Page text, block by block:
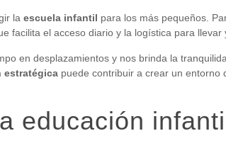
laescuela infantil para los más pequeños.
facilita el acceso diario y la logística para llevar
en desplazamientos y nos brinda la
estratégica puede contribuir a crear un entorno
educación